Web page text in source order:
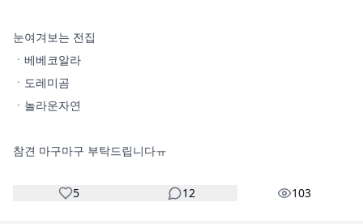
눈여겨보는 전집
ㆍ베베코알라
ㆍ도레미곰
ㆍ놀라운자연
참견 마구마구 부탁드립니다ㅠ
5 12 103